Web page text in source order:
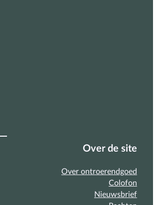
Over de site
Over ontroerendgoed
Colofon
Nieuwsbrief